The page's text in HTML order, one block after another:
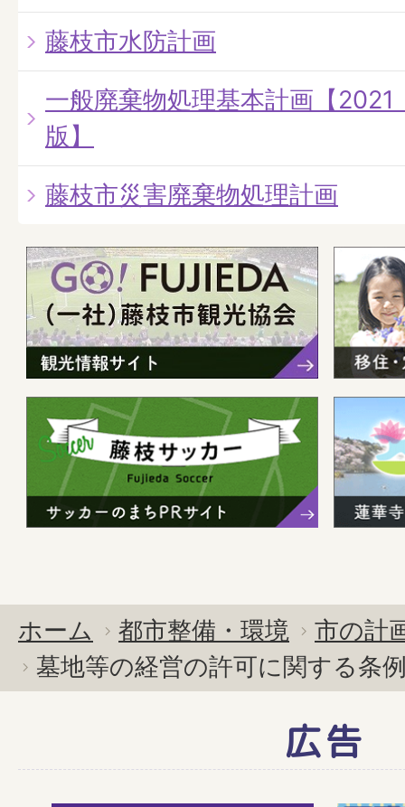
藤枝市水防計画
一般廃棄物処理基本計画【
版】
藤枝市災害廃棄物処理計画
ホーム 都市整備・環境
市の計
墓地等の経営の許可に関する条
広告